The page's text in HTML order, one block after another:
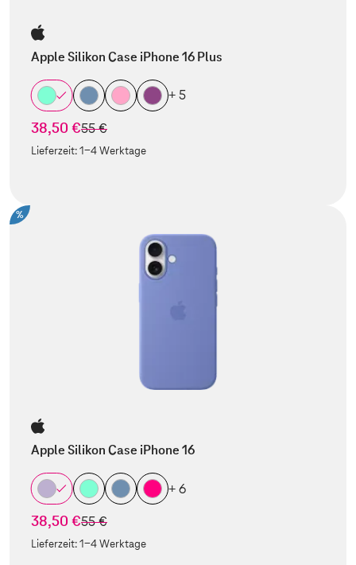
Apple Silikon Case iPhone 16 Plus
+ 5
38,50 €statt
55 €
Lieferzeit:1-4 Werktage
%
Apple Silikon Case iPhone 16
+ 6
38,50 €statt
55 €
Lieferzeit:1-4 Werktage